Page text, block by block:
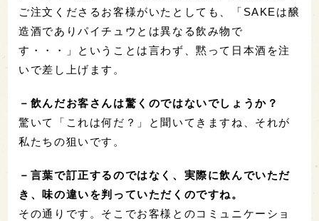
ご注文くださるお客様がいたとしても、「SAKEは醸
造酒でありパイチュウとは異なる飲み物で
す・・・」ということは言わず、黙って日本酒を注
いで差し上げます。
－飲んだお客さんは驚くのではないでしょうか？
驚いて「これは何だ？」と聞いてきますね、それが
私たちの狙いです。
－言葉で訂正するのではなく、実際に飲んでいただ
き、味の違いを判っていただくのですね。
その通りです。そこでお客様とのコミュニケーショ